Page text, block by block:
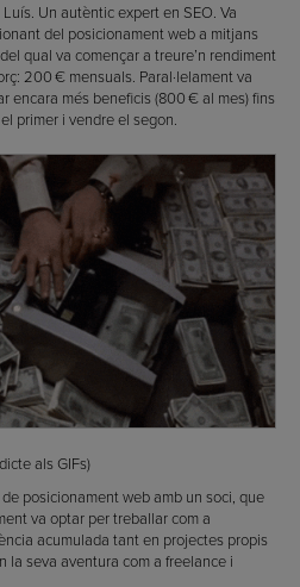
Un autèntic expert en SEO. Va
del posicionament web a mitjans
qual va començar a treure’n rendiment
200 € mensuals. Paral·lelament va
encara més beneficis (800 € al mes) fins
primer i vendre el segon.
als GIFs)
posicionament web amb un soci, que
va optar per treballar com a
acumulada tant en projectes propis
la seva aventura com a freelance i